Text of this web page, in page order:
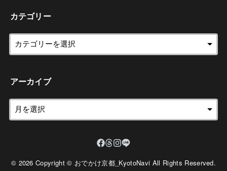
カテゴリー
アーカイブ
© 2026 Copyright © おでかけ京都_KyotoNavi All Rights Reserved.